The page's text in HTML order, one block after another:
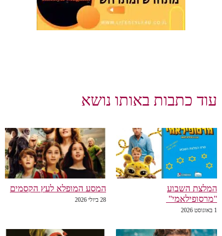
עוד כתבות באותו נושא
המלצת השבוע
"מרסופילאמי"
1 באוגוסט 2026
המסע המופלא לעץ הקסמים
28 ביולי 2026